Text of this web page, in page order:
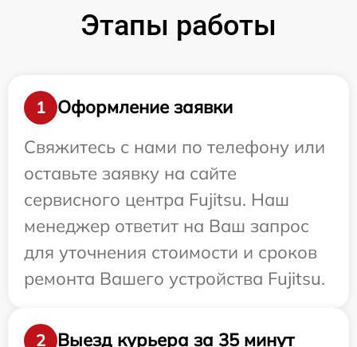
Этапы работы
1
Оформление заявки
Свяжитесь с нами по телефону или
оставьте заявку на сайте
сервисного центра Fujitsu. Наш
менеджер ответит на Ваш запрос
для уточнения стоимости и сроков
ремонта Вашего устройства Fujitsu.
2
Выезд курьера за 35 минут